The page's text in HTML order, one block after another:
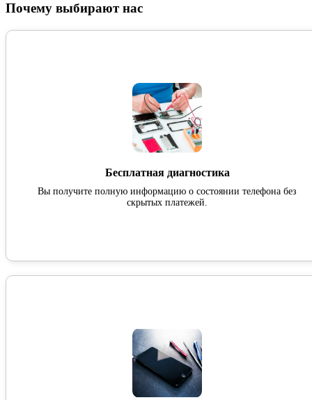
Почему выбирают нас
Бесплатная диагностика
Вы получите полную информацию о состоянии телефона без
скрытых платежей.